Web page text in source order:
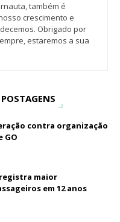
também é
crescimento e
Obrigado por
estaremos a sua
contra organização
GO
maior
em 12 anos